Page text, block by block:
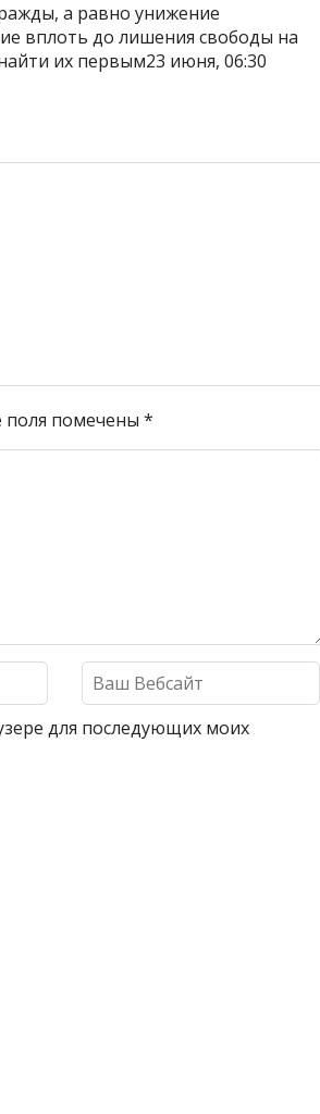
а равно унижение
вплоть до лишения свободы на
их первым23 июня, 06:30
поля помечены *
для последующих моих